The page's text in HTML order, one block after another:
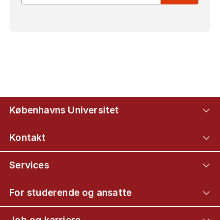
Københavns Universitet
Kontakt
Services
For studerende og ansatte